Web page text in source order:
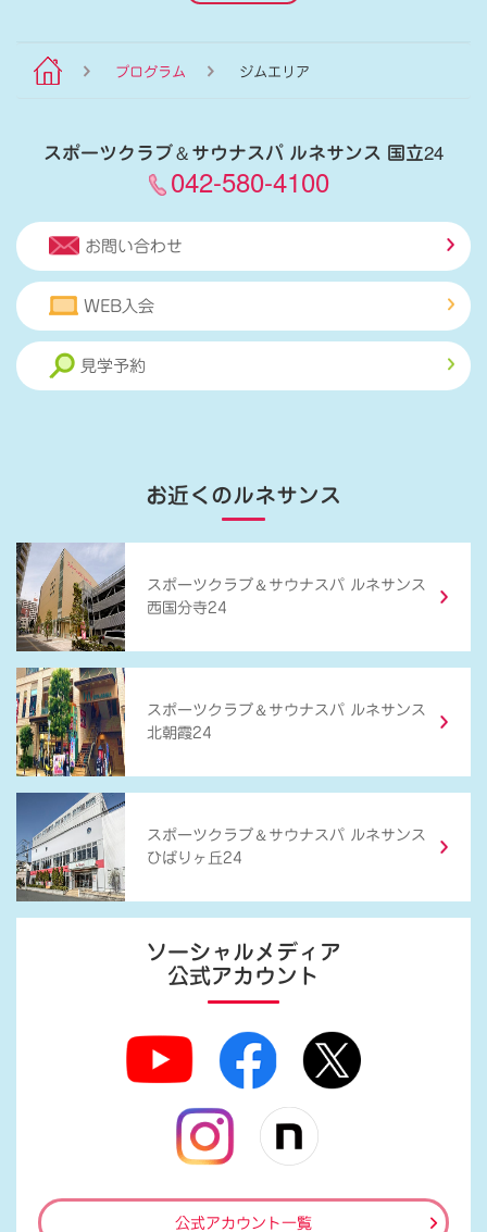
プログラム ジムエリア
スポーツクラブ＆サウナスパ ルネサンス 国立24
042-580-4100
お問い合わせ
WEB入会
見学予約
お近くのルネサンス
スポーツクラブ ＆ サウナスパ ルネサンス
西国分寺24
スポーツクラブ ＆ サウナスパ ルネサンス
北朝霞24
スポーツクラブ ＆ サウナスパ ルネサンス
ひばりヶ丘24
ソーシャルメディア
公式アカウント
公式アカウント一覧